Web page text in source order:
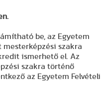
be, az Egyetem
szakra
ismerhető el. Az
szakra történő
az Egyetem Felvételi